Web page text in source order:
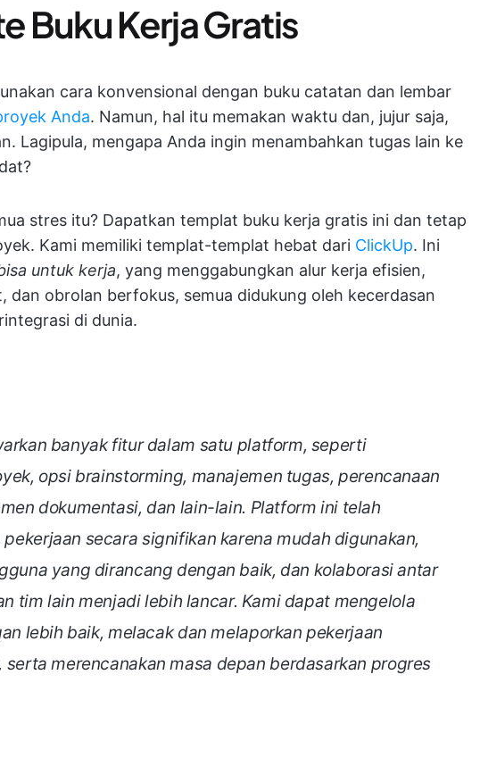
Buku Kerja Gratis
cara konvensional dengan buku catatan dan lembar
Anda. Namun, hal itu memakan waktu dan, jujur saja,
Lagipula, mengapa Anda ingin menambahkan tugas lain ke
stres itu? Dapatkan templat buku kerja gratis ini dan tetap
Kami memiliki templat-templat hebat dari ClickUp. Ini
untuk kerja, yang menggabungkan alur kerja efisien,
dan obrolan berfokus, semua didukung oleh kecerdasan
di dunia.
banyak fitur dalam satu platform, seperti
opsi brainstorming, manajemen tugas, perencanaan
dokumentasi, dan lain-lain. Platform ini telah
secara signifikan karena mudah digunakan,
yang dirancang dengan baik, dan kolaborasi antar
tim lain menjadi lebih lancar. Kami dapat mengelola
lebih baik, melacak dan melaporkan pekerjaan
serta merencanakan masa depan berdasarkan progres